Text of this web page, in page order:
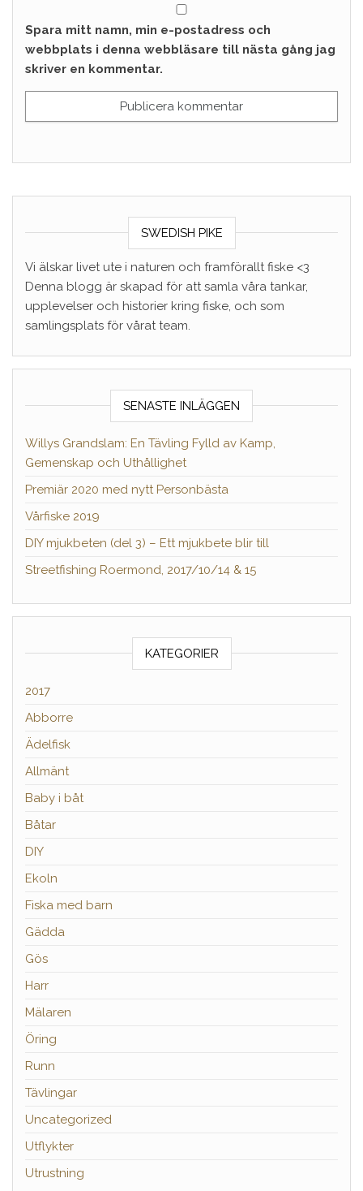
Spara mitt namn, min e-postadress och
webbplats i denna webbläsare till nästa gång jag
skriver en kommentar.
SWEDISH PIKE
Vi älskar livet ute i naturen och framförallt fiske <3
Denna blogg är skapad för att samla våra tankar,
upplevelser och historier kring fiske, och som
samlingsplats för vårat team.
SENASTE INLÄGGEN
Willys Grandslam: En Tävling Fylld av Kamp,
Gemenskap och Uthållighet
Premiär 2020 med nytt Personbästa
Vårfiske 2019
DIY mjukbeten (del 3) – Ett mjukbete blir till
Streetfishing Roermond, 2017/10/14 & 15
KATEGORIER
2017
Abborre
Ädelfisk
Allmänt
Baby i båt
Båtar
DIY
Ekoln
Fiska med barn
Gädda
Gös
Harr
Mälaren
Öring
Runn
Tävlingar
Uncategorized
Utflykter
Utrustning